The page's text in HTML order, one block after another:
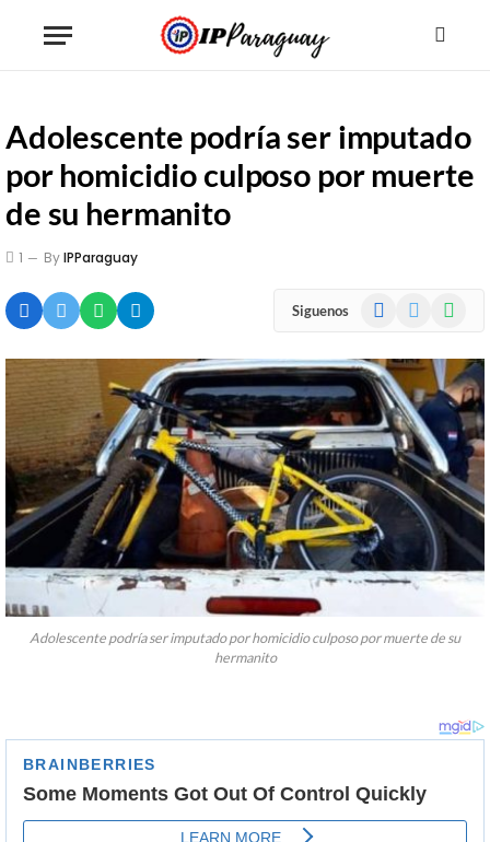
Adolescente podría ser imputado
por homicidio culposo por muerte
de su hermanito
1 ByIPParaguay
Siguenos Facebook
Adolescente podría ser imputado por homicidio culposo por muerte de su
hermanito